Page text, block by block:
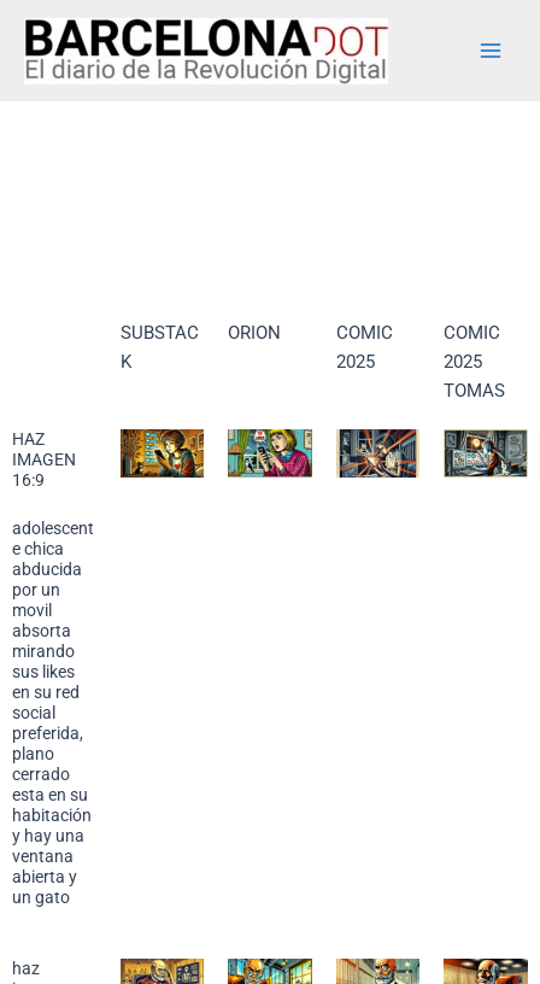
contenido
SUBSTAC
K
ORION
COMIC
2025
COMIC
2025
TOMAS
HAZ
IMAGEN
16:9
adolescent
e chica
abducida
por un
movil
absorta
mirando
sus likes
en su red
social
preferida,
plano
cerrado
esta en su
habitación
y hay una
ventana
abierta y
un gato
haz